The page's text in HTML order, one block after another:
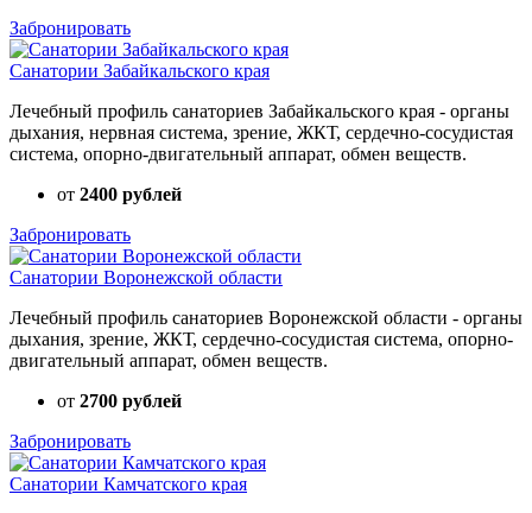
Забронировать
Санатории Забайкальского края
Лечебный профиль санаториев Забайкальского края - органы
дыхания, нервная система, зрение, ЖКТ, сердечно-сосудистая
система, опорно-двигательный аппарат, обмен веществ.
от 2400 рублей
Забронировать
Санатории Воронежской области
Лечебный профиль санаториев Воронежской области - органы
дыхания, зрение, ЖКТ, сердечно-сосудистая система, опорно-
двигательный аппарат, обмен веществ.
от 2700 рублей
Забронировать
Санатории Камчатского края